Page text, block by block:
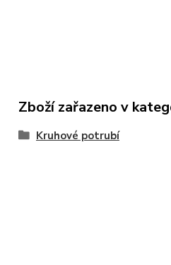
Zboží zařazeno v
Kruhové potrubí